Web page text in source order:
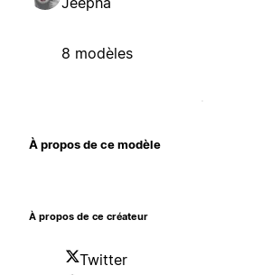
8 modèles
À propos de ce modèle
À propos de ce créateur
Twitter